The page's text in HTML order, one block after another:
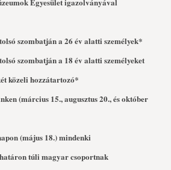
szombatján a 26 év alatti személyek*
szombatján a 18 év alatti személyeket
közeli hozzátartozó*
(március 15., augusztus 20., és október
(május 18.) mindenki
túli magyar csoportnak